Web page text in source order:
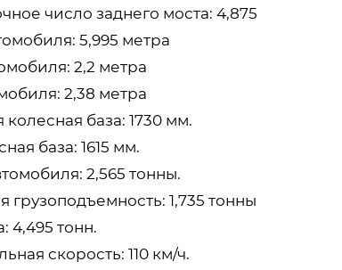
число заднего моста: 4,875
5,995 метра
2,2 метра
2,38 метра
база: 1730 мм.
база: 1615 мм.
2,565 тонны.
грузоподъемность: 1,735 тонны
4,495 тонн.
скорость: 110 км/ч.